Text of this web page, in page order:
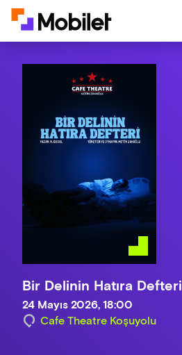
Bir Delinin Hatıra Defteri
24 Mayıs 2026, 18:00
Cafe Theatre Koşuyolu